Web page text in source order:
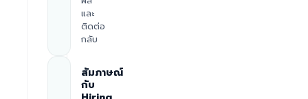
และ
ติดต่อ
กลับ
สัมภาษณ์
กับ